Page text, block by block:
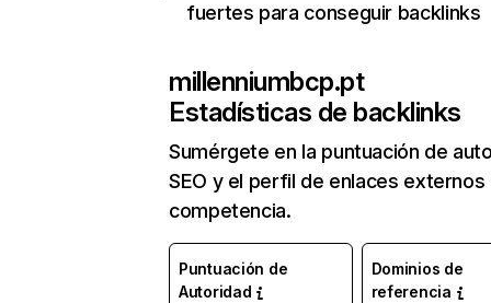
fuertes para conseguir backlinks
millenniumbcp.pt
Estadísticas de backlinks
Sumérgete en la puntuación de
SEO y el perfil de enlaces externos
competencia.
Puntuación de
Autoridad
Dominios de
referencia